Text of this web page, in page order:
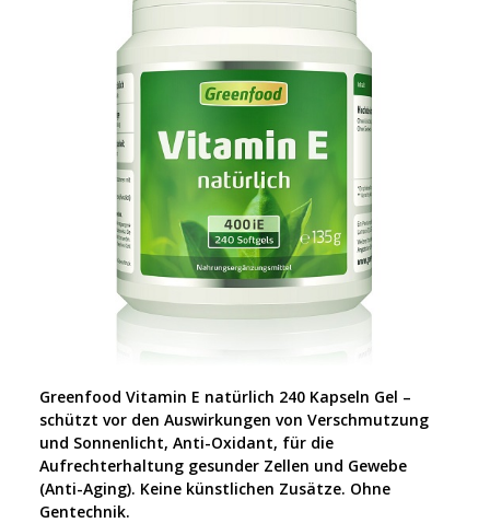
Greenfood Vitamin E natürlich 240 Kapseln Gel –
schützt vor den Auswirkungen von Verschmutzung
und Sonnenlicht, Anti-Oxidant, für die
Aufrechterhaltung gesunder Zellen und Gewebe
(Anti-Aging). Keine künstlichen Zusätze. Ohne
Gentechnik.